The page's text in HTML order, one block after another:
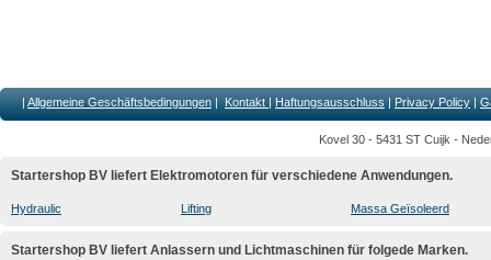
| Allgemeine Geschäftsbedingungen | Kontakt | Haftungsausschluss | Privacy Policy |
Kovel 30 - 5431 ST Cuijk -
Startershop BV liefert Elektromotoren für verschiedene Anwendungen.
Hydraulic Lifting Massa Geïsoleerd
Startershop BV liefert Anlassern und Lichtmaschinen für folgede Marken.